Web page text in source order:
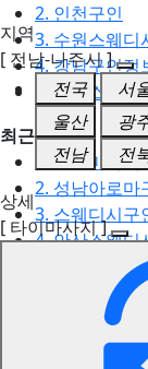
2. 인천구인
3. 수원스웨디
4. 강남구인정
5. 동탄스웨
최근검색어
1. 일산마사지
2. 성남아로마
3. 스웨디시구
4. 안산스웨디
5. 아로마구인
나주 타이마사지 구
지역
[ 전남-나주시 ]
전국
서
울산
광
전남
전
상세
[ 타이마사지 ]